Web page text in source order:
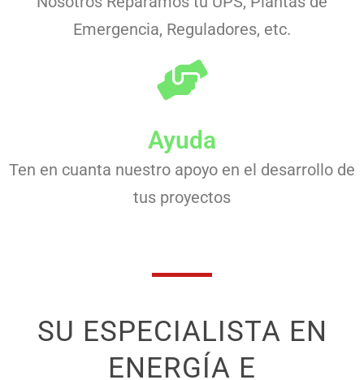
Emergencia, Reguladores, etc.
Ayuda
Ten en cuanta nuestro apoyo en el desarrollo de
tus proyectos
SU ESPECIALISTA EN
ENERGÍA E